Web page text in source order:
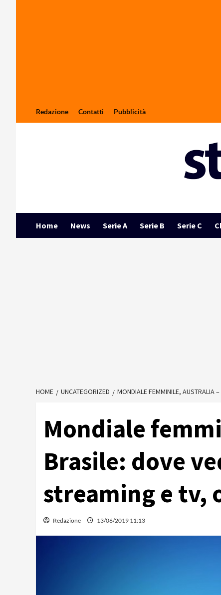
Redazione Contatti Pubblicità
Home News Serie A Serie B Serie C
HOME UNCATEGORIZED MONDIALE FEMMINILE, AUSTRALIA
Mondiale
Brasile: dove
streaming e tv,
Redazione 13/06/2019 11:13